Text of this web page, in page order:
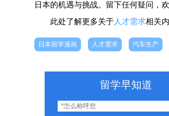
日本的机遇与挑战。留下任何疑问，
此处了解更多关于 人才需求相关
日本留学漫画 人才需求 汽车生产
留学早知道